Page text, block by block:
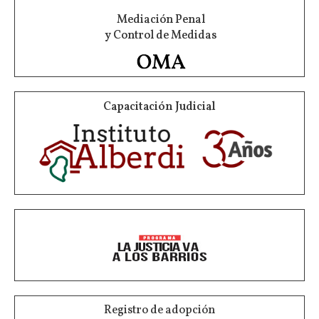
Mediación Penal
y Control de Medidas
Capacitación Judicial
Registro de adopción